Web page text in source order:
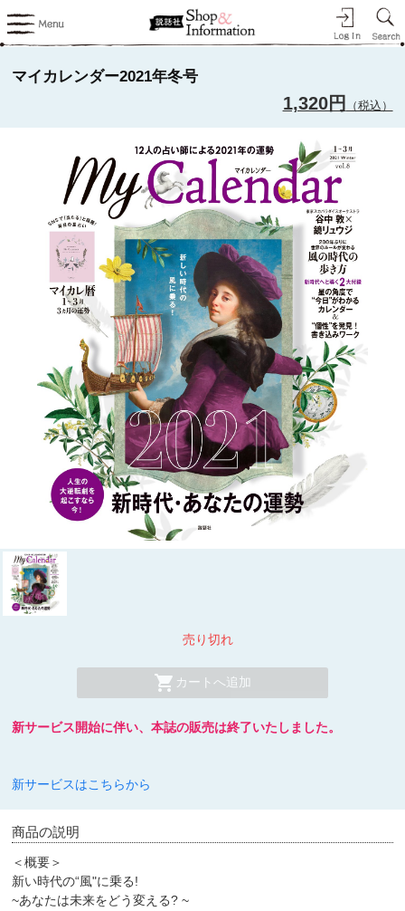
マイカレンダー2021年冬号
1,320円 （税込）
売り切れ
shopping_cart カートへ追加
新サービス開始に伴い、本誌の販売は終了いたしました。
新サービスはこちらから
商品の説明
＜概要＞
新い時代の“風"に乗る!
~あなたは未来をどう変える? ~